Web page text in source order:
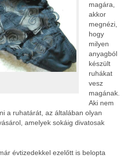
magára,
akkor
megnézi,
hogy
milyen
anyagból
készült
ruhákat
vesz
magának.
Aki nem
a ruhatárát, az általában olyan
amelyek sokáig divatosak
évtizedekkel ezelőtt is belopta